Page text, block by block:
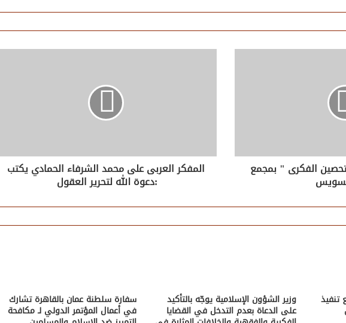
الفكرى " بمجمع المفكر العربى على محمد الشرفاء الحمادي يكتب
:دعوة الله لتحرير العقول
تنفيذ وزير الشؤون الإسلامية يوجّه بالتأكيد
على الدعاة بعدم التدخل في القضايا
سفارة سلطنة عمان بالقاهرة تشارك
في أعمال المؤتمر الدولي لـ مكافحة